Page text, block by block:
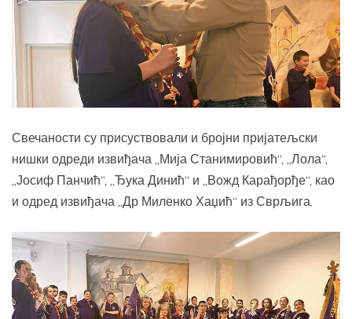
Свечаности су присуствовали и бројни пријатељски
нишки одреди извиђача „Мија Станимировић“, „Лола“,
„Јосиф Панчић“, „Ђука Динић“ и „Вожд Карађорђе“, као
и одред извиђача „Др Миленко Хаџић“ из Сврљига.